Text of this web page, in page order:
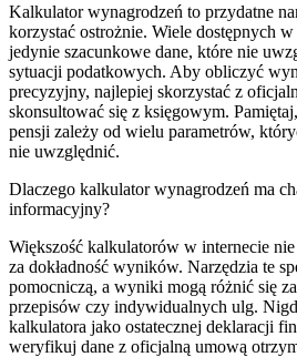
Kalkulator wynagrodzeń to przydatne
korzystać ostrożnie. Wiele dostępnych
jedynie szacunkowe dane, które nie
sytuacji podatkowych. Aby obliczyć
precyzyjny, najlepiej skorzystać z
skonsultować się z księgowym.
pensji zależy od wielu parametrów,
nie uwzględnić.
Dlaczego kalkulator wynagrodzeń ma
informacyjny?
Większość kalkulatorów w internecie
za dokładność wyników. Narzędzia te
pomocniczą, a wyniki mogą różnić się
przepisów czy indywidualnych ulg.
kalkulatora jako ostatecznej deklaracji
weryfikuj dane z oficjalną umową